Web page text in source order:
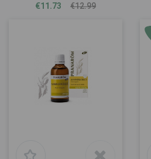
€11.73 €12.99